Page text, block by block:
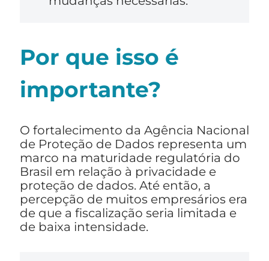
Por que isso é
importante?
O fortalecimento da Agência Nacional
de Proteção de Dados representa um
marco na maturidade regulatória do
Brasil em relação à privacidade e
proteção de dados. Até então, a
percepção de muitos empresários era
de que a fiscalização seria limitada e
de baixa intensidade.